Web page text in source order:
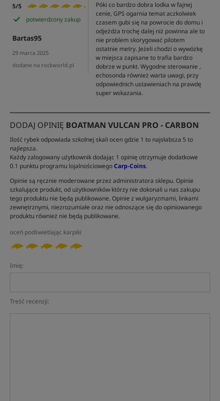
5/5
potwierdzony zakup
Bartas95
29 marca 2025
dodane na rockworld.pl
Póki co bardzo dobra lodka w fajnej
cenie, GPS ogarnia temat aczkolwiek
czasem gubi się na powrocie do domu i
odjeżdża trochę dalej niż powinna ale to
nie problem skorygować pilotem
ostatnie metry. Jeżeli chodzi o wywózkę
w miejsca zapisane to trafia bardzo
dobrze w punkt. Wygodne sterowanie ,
echosonda również warta uwagi, przy
odpowiednich ustawieniach na prawdę
super wskazania.
DODAJ OPINIĘ BOATMAN VULCAN PRO - CARBON
Ilość rybek odpowiada szkolnej skali ocen gdzie 1 to najsłabsza 5 to
najlepsza.
Każdy zalogowany użytkownik dodając 1 opinię otrzymuje dodatkowe
0.1 punktu programu lojalnościowegoCarp-Coins.
Opinie są ręcznie moderowane przez administratora sklepu. Opinie
szkalujące produkt, od użytkowników którzy nie dokonali u nas zakupu
tego produktu nie będą publikowane. Opinie z wulgaryzmami, linkami
zewnętrznymi, niezrozumiałe oraz nie odnoszące się do opiniowanego
produktu również nie będą publikowane.
oceń podświetlając karpiki
Imię:
Treść recenzji: